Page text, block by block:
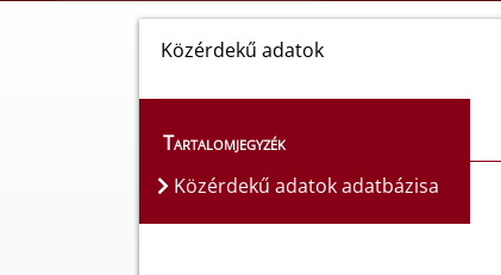
Közérdekű adatok
Tartalomjegyzék
Közérdekű adatok adatbázisa